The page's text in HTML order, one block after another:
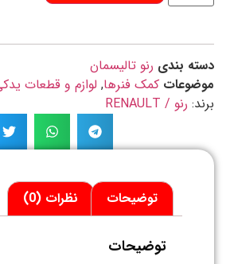
بندی رنو تالیسمان
کمک فنرها ,لوازم و قطعات یدکی رنو
رنو / RENAULT
توضیحات نظرات (0)
توضیحات